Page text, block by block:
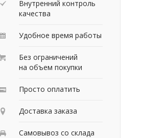
Внутренний контроль
качества
Удобное время работы
Без ограничений
на объем покупки
Просто оплатить
Доставка заказа
Самовывоз со склада